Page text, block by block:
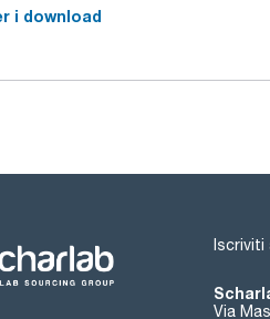
i download
Via